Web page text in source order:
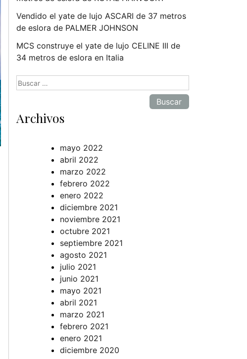
Vendido el yate de lujo ASCARI de 37 metros
de eslora de PALMER JOHNSON
MCS construye el yate de lujo CELINE III de
34 metros de eslora en Italia
Buscar:
Archivos
mayo 2022
abril 2022
marzo 2022
febrero 2022
enero 2022
diciembre 2021
noviembre 2021
octubre 2021
septiembre 2021
agosto 2021
julio 2021
junio 2021
mayo 2021
abril 2021
marzo 2021
febrero 2021
enero 2021
diciembre 2020